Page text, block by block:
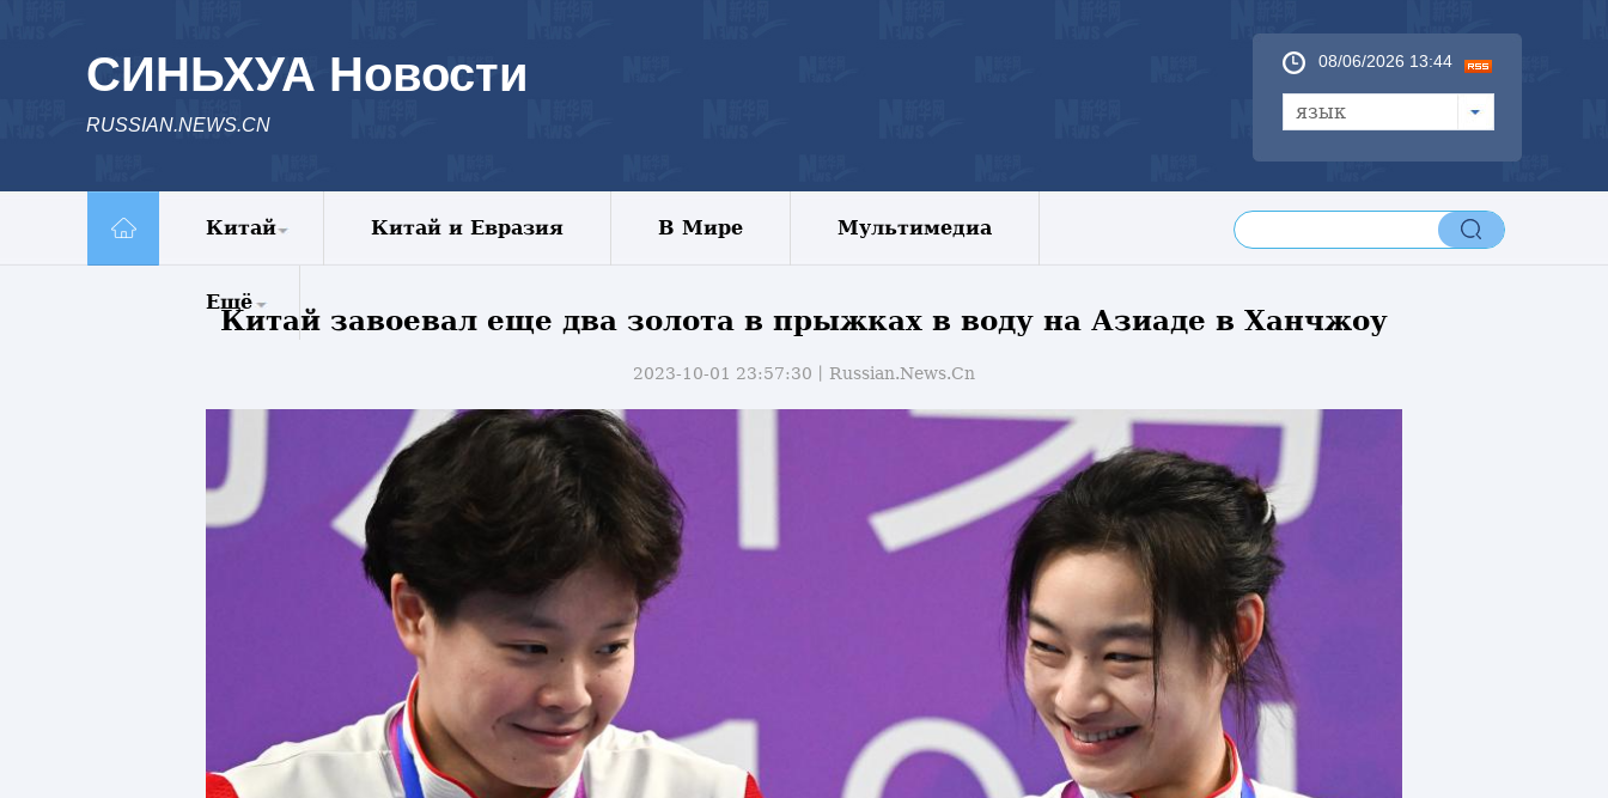
СИНЬХУА Новости
RUSSIAN.NEWS.CN
08/06/2026 13:44
язык
Китай
Экономика
обмены
Голос Китая
Китай и Евразия В Мире Мультимедиа
Ещё
Спецрепортажи
Китай завоевал еще два золота в прыжках в воду на Азиаде в Ханчжоу
2023-10-01 23:57:30丨 Russian.News.Cn